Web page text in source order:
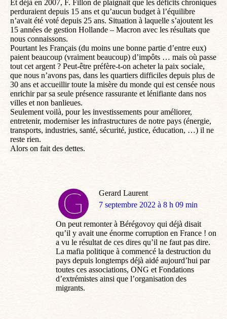
Et déjà en 2007, F. Fillon de plaignait que les déficits chroniques
perduraient depuis 15 ans et qu’aucun budget à l’équilibre
n’avait été voté depuis 25 ans. Situation à laquelle s’ajoutent les
15 années de gestion Hollande – Macron avec les résultats que
nous connaissons.
Pourtant les Français (du moins une bonne partie d’entre eux)
paient beaucoup (vraiment beaucoup) d’impôts … mais où passe
tout cet argent ? Peut-être préfère-t-on acheter la paix sociale,
que nous n’avons pas, dans les quartiers difficiles depuis plus de
30 ans et accueillir toute la misère du monde qui est censée nous
enrichir par sa seule présence rassurante et lénifiante dans nos
villes et non banlieues.
Seulement voilà, pour les investissements pour améliorer,
entretenir, moderniser les infrastructures de notre pays (énergie,
transports, industries, santé, sécurité, justice, éducation, …) il ne
reste rien.
Alors on fait des dettes.
Gerard Laurent
dit
7 septembre 2022 à 8 h 09 min
On peut remonter à Bérégovoy qui déjà disait
qu’il y avait une énorme corruption en France ! on
a vu le résultat de ces dires qu’il ne faut pas dire.
La mafia politique à commencé la destruction du
pays depuis longtemps déjà aidé aujourd’hui par
toutes ces associations, ONG et Fondations
d’extrémistes ainsi que l’organisation des
migrants.